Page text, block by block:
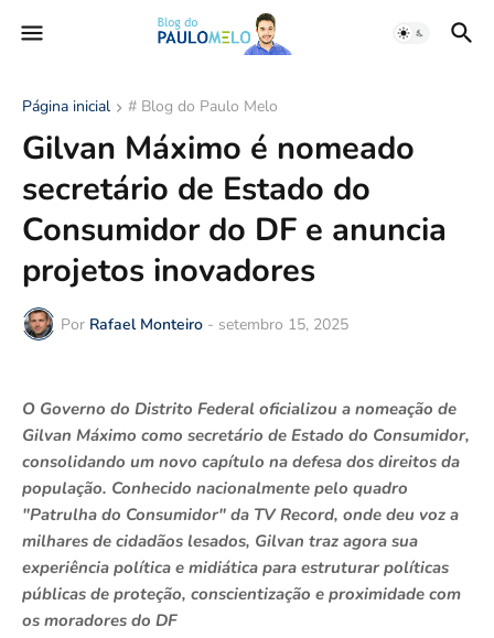
Página inicial # Blog do Paulo Melo
Gilvan Máximo é nomeado
secretário de Estado do
Consumidor do DF e anuncia
projetos inovadores
Por Rafael Monteiro - setembro 15, 2025
O Governo do Distrito Federal oficializou a nomeação de
Gilvan Máximo como secretário de Estado do Consumidor,
consolidando um novo capítulo na defesa dos direitos da
população. Conhecido nacionalmente pelo quadro
"Patrulha do Consumidor" da TV Record, onde deu voz a
milhares de cidadãos lesados, Gilvan traz agora sua
experiência política e midiática para estruturar políticas
públicas de proteção, conscientização e proximidade com
os moradores do DF